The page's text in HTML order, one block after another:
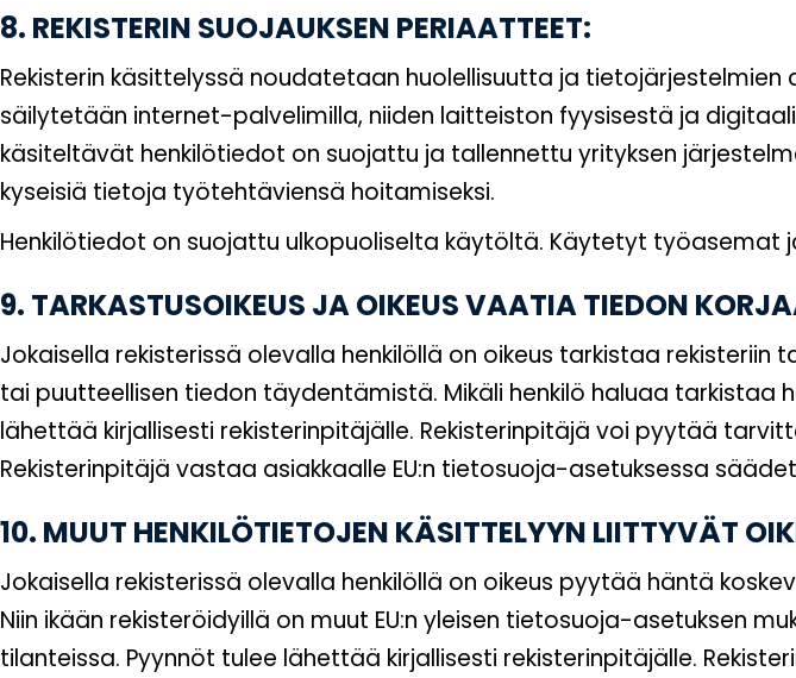
8. REKISTERIN SUOJAUKSEN PERIAATTEET:
Rekisterin käsittelyssä noudatetaan huolellisuutta ja
säilytetään internet-palvelimilla, niiden laitteiston fyysisestä ja
käsiteltävät henkilötiedot on suojattu ja tallennettu yrityksen
kyseisiä tietoja työtehtäviensä hoitamiseksi.
Henkilötiedot on suojattu ulkopuoliselta käytöltä. Käytetyt
9. TARKASTUSOIKEUS JA OIKEUS VAATIA TIEDON
Jokaisella rekisterissä olevalla henkilöllä on oikeus tarkistaa
tai puutteellisen tiedon täydentämistä. Mikäli henkilö haluaa
lähettää kirjallisesti rekisterinpitäjälle. Rekisterinpitäjä voi pyytää
Rekisterinpitäjä vastaa asiakkaalle EU:n tietosuoja-asetuksessa
10. MUUT HENKILÖTIETOJEN KÄSITTELYYN LIITTYVÄT
Jokaisella rekisterissä olevalla henkilöllä on oikeus pyytää häntä
Niin ikään rekisteröidyillä on muut EU:n yleisen tietosuoja-asetuksen
tilanteissa. Pyynnöt tulee lähettää kirjallisesti rekisterinpitäjälle.